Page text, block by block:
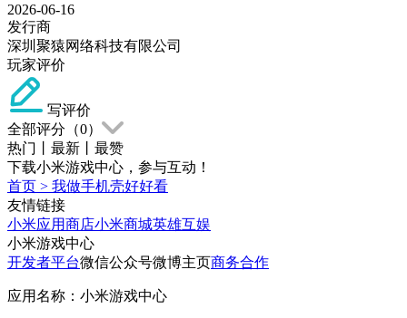
2026-06-16
发行商
深圳聚猿网络科技有限公司
玩家评价
写评价
全部评分（0）
热门
最新
最赞
下载小米游戏中心，参与互动！
首页 > 我做手机壳好好看
友情链接
小米应用商店小米商城英雄互娱
小米游戏中心
开发者平台微信公众号微博主页商务合作
应用名称：小米游戏中心